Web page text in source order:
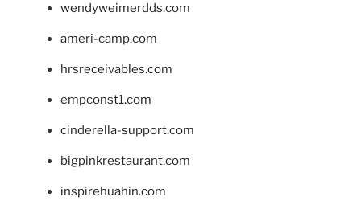
wendyweimerdds.com
ameri-camp.com
hrsreceivables.com
empconst1.com
cinderella-support.com
bigpinkrestaurant.com
inspirehuahin.com